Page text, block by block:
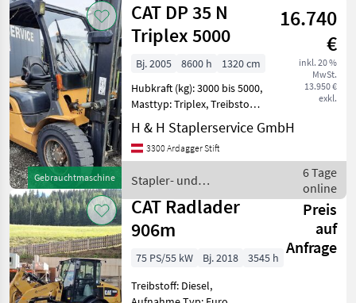
Gebrauchtmaschine
CAT DP 35 N
Triplex 5000
16.740
€
inkl. 20 %
MwSt.
13.950 €
exkl.
Bj. 2005 8600 h
1320 cm
Hubkraft (kg): 3000 bis 5000,
Masttyp: Triplex, Treibstoff:
Diesel Bauart: Frontstapler
/ Dieselstapler, Tragkraft:
3500kg, Hubhöhe: 5000mm,
Freihub:
H & H Staplerservice GmbH
3300 Ardagger Stift
Stapler- und
Lagertechnik / CAT
6 Tage
online
CAT Radlader
906m
Preis
auf
Anfrage
75 PS/55 kW Bj. 2018
3545 h
Treibstoff: Diesel,